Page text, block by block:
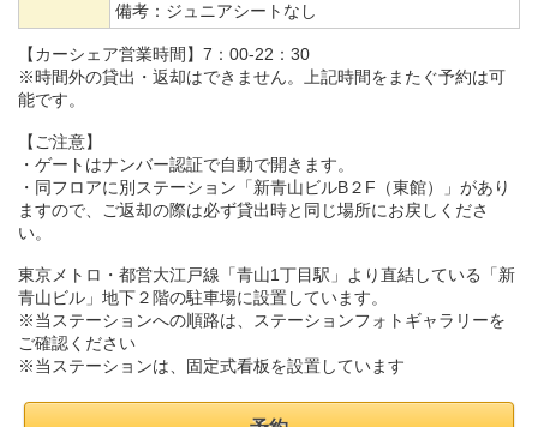
備考： ジュニアシートなし
【カーシェア営業時間】7：00-22：30
※時間外の貸出・返却はできません。上記時間をまたぐ予約は可
能です。
【ご注意】
・ゲートはナンバー認証で自動で開きます。
・同フロアに別ステーション「新青山ビルB２F（東館）」があり
ますので、ご返却の際は必ず貸出時と同じ場所にお戻しくださ
い。
東京メトロ・都営大江戸線「青山1丁目駅」より直結している「新
青山ビル」地下２階の駐車場に設置しています。
※当ステーションへの順路は、ステーションフォトギャラリーを
ご確認ください
※当ステーションは、固定式看板を設置しています